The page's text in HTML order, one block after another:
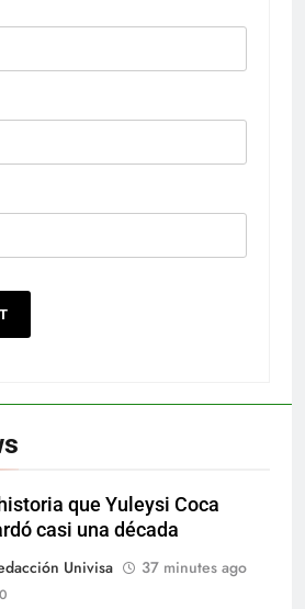
que Yuleysi Coca
casi una década
Univisa
37 minutes ago
0